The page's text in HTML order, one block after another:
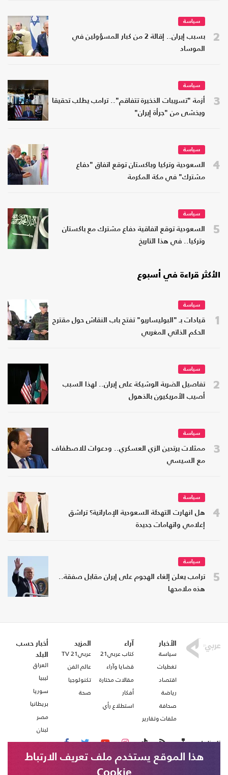
2
سياسة
بسبب إيران.. إقالة 2 من كبار المسؤولين في
الموساد
3
سياسة
أزمة "تسريبات الذخيرة تتفاقم".. ترامب يطلب تحقيقا
ويخشى من "جرأة إيران"
4
سياسة
السعودية وتركيا وباكستان توقع اتفاق "دفاع
مشترك" في مكة المكرمة
5
سياسة
السعودية توقع اتفاقية دفاع مشترك مع باكستان
وتركيا.. في هذا التاريخ
الأكثر قراءة في أسبوع
1
سياسة
قيادات بـ "البوليساريو" تفتح باب النقاش حول مقترح
الحكم الذاتي المغربي
2
سياسة
تفاصيل الضربة الوشيكة على إيران.. لهذا السبب
أصيب الأمريكيون بالذهول
3
سياسة
ممثلات يرتدين الزي العسكري.. ودعوات للاصطفاف
مع السيسي
4
سياسة
هل انهارت التهدئة السعودية الإماراتية؟ تراشق
إعلامي واتهامات جديدة
5
سياسة
ترامب يعلن إلغاء الهجوم على إيران مقابل صفقة..
هذه ملامحها
الأخبار
سياسة
تغطيات
اقتصاد
رياضة
صحافة
ملفات وتقارير
آراء
كتاب عربي21
قضايا وآراء
مقالات مختارة
أفكار
استطلاع رأي
المزيد
عربي21 TV
عالم الفن
تكنولوجيا
صحة
أخبار حسب
البلد
العراق
ليبيا
سوريا
بريطانيا
مصر
لبنان
تابعنا على
هذا الموقع يستخدم ملف تعريف الارتباط